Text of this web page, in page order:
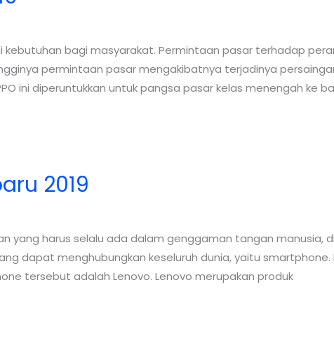
bagi masyarakat. Permintaan pasar terhadap
permintaan pasar mengakibatnya terjadinya
ini diperuntukkan untuk pangsa pasar kelas menengah ke
2019
yang harus selalu ada dalam genggaman tangan manusia,
dapat menghubungkan keseluruh dunia, yaitu
tersebut adalah Lenovo. Lenovo merupakan produk